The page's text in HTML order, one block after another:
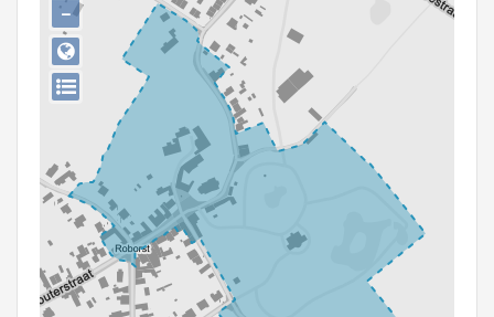
Hergebruik
Aanmelden
−